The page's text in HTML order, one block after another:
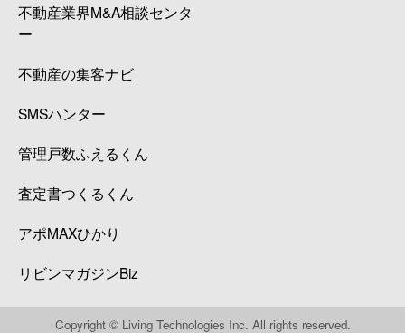
不動産業界M&A相談センタ
ー
不動産の集客ナビ
SMSハンター
管理戸数ふえるくん
査定書つくるくん
アポMAXひかり
リビンマガジンBiz
Copyright © Living Technologies Inc. All rights reserved.